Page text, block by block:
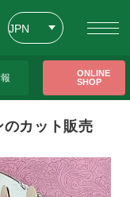
JPN
ONLINE
SHOP
新色も！春色リボンのカット販
カット販売